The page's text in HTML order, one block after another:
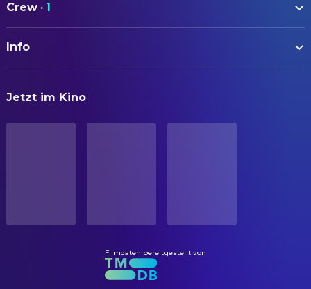
Crew · 1
Info
Grind 2
STATUS
Jetzt im Kino
Filmdaten bereitgestellt von